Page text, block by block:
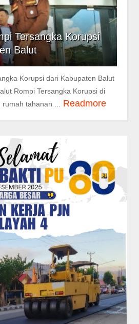
Tersangka Korupsi
Balut
Korupsi dari Kabupaten Balut
Rompi Tersangka Korupsi di
tahanan ...
Readmore